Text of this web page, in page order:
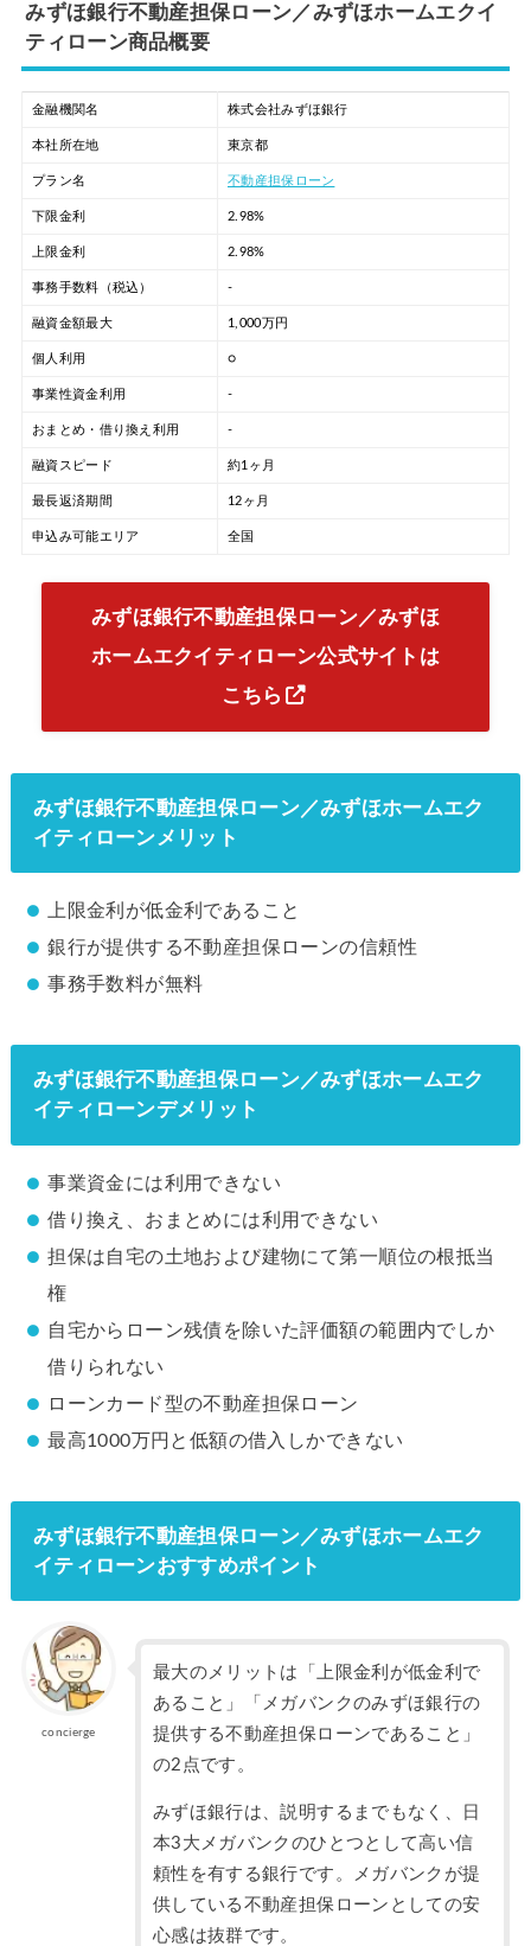
みずほ銀行不動産担保ローン／みずほホームエクイ
ティローン商品概要
金融機関名 株式会社みずほ銀行
本社所在地 東京都
プラン名 不動産担保ローン
下限金利 2.98%
上限金利 2.98%
事務手数料（税込） -
融資金額最大 1,000万円
個人利用 ○
事業性資金利用 -
おまとめ・借り換え利用 -
融資スピード 約1ヶ月
最長返済期間 12ヶ月
申込み可能エリア 全国
みずほ銀行不動産担保ローン／みずほ
ホームエクイティローン公式サイトは
こちら
みずほ銀行不動産担保ローン／みずほホームエク
イティローンメリット
上限金利が低金利であること
銀行が提供する不動産担保ローンの信頼性
事務手数料が無料
みずほ銀行不動産担保ローン／みずほホームエク
イティローンデメリット
事業資金には利用できない
借り換え、おまとめには利用できない
担保は自宅の土地および建物にて第一順位の根抵当
権
自宅からローン残債を除いた評価額の範囲内でしか
借りられない
ローンカード型の不動産担保ローン
最高1000万円と低額の借入しかできない
みずほ銀行不動産担保ローン／みずほホームエク
イティローンおすすめポイント
concierge
最大のメリットは「上限金利が低金利で
あること」「メガバンクのみずほ銀行の
提供する不動産担保ローンであること」
の2点です。
みずほ銀行は、説明するまでもなく、日
本3大メガバンクのひとつとして高い信
頼性を有する銀行です。メガバンクが提
供している不動産担保ローンとしての安
心感は抜群です。